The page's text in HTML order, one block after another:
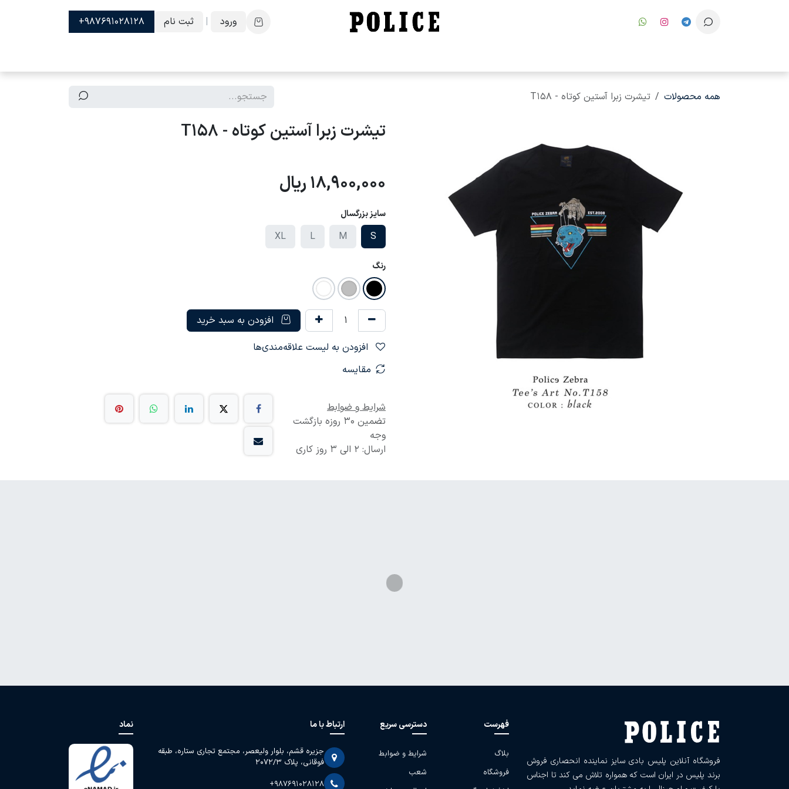
ورود
| ثبت نام 987691028128+
همه محصولات تیشرت زبرا آستین کوتاه - T158
تیشرت زبرا آستین کوتاه - T158
18,900,000ریال
سایز بزرگسال
S
M
L
XL
رنگ
افزودن به سبد خرید
مقایسه
شرایط و ضوابط
تضمین 30 روزه بازگشت
وجه
ارسال: 2 الی 3 روز کاری
فروشگاه آنلاین پلیس بادی سایز نماینده انحصاری فروش
برند پلیس در ایران است که همواره تلاش می کند تا اجناس
فهرست
بلاگ
فروشگاه
دسترسی سریع
شرایط و ضوابط
شعب
ارتباط با ما
جزیره قشم، بلوار ولیعصر، مجتمع تجاری ستاره، طبقه
فوقانی، پلاک 2072/3
+987691028128
نماد